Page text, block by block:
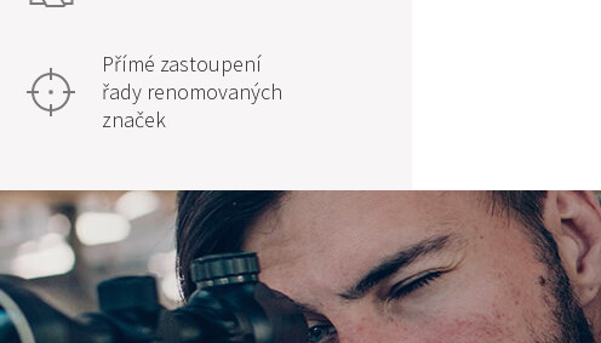
Přímé zastoupení
řady renomovaných
značek